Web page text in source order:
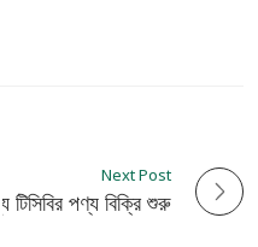
ভয় পাচ্ছেন: হানিফ
Next Post
টিসিবির পণ্য বিক্রি শুরু